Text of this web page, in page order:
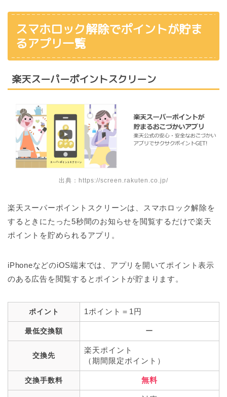
スマホロック解除でポイントが貯ま
るアプリ一覧
楽天スーパーポイントスクリーン
出典： https://screen.rakuten.co.jp/
楽天スーパーポイントスクリーンは、スマホロック解除を
するときにたった5秒間のお知らせを閲覧するだけで楽天
ポイントを貯められるアプリ。
iPhoneなどのiOS端末では、アプリを開いてポイント表示
のある広告を閲覧するとポイントが貯まります。
ポイント 1ポイント＝1円
最低交換額 ー
交換先
楽天ポイント
（期間限定ポイント）
交換手数料 無料